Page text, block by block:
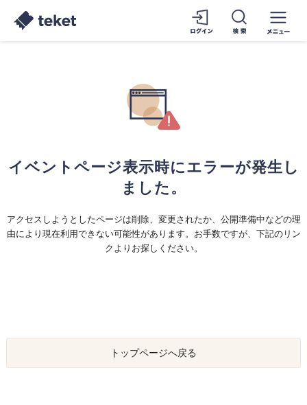
イベントページ表示時にエラーが発生し
ました。
アクセスしようとしたページは削除、変更されたか、公開準備中などの理
由により現在利用できない可能性があります。お手数ですが、下記のリン
クよりお探しください。
トップページへ戻る